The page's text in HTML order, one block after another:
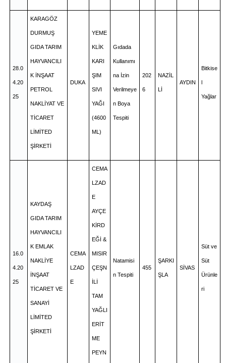
28.0
4.20
25
KARAGÖZ
DURMUŞ
GIDA TARIM
HAYVANCILI
K İNŞAAT
PETROL
NAKLİYAT VE
TİCARET
LİMİTED
ŞİRKETİ
DUKA
YEME
KLİK
KARI
ŞIM
SIVI
YAĞI
(4600
ML)
Gıdada
Kullanımı
na İzin
Verilmeye
n Boya
Tespiti
202
6
NAZİL
AYDIN
Bitkise
Yağlar
16.0
4.20
25
KAYDAŞ
GIDA TARIM
HAYVANCILI
K EMLAK
NAKLİYE
İNŞAAT
TİCARET VE
SANAYİ
LİMİTED
ŞİRKETİ
CEMA
LZAD
E
CEMA
LZAD
E
AYÇE
KİRD
EĞİ &
MISIR
ÇEŞN
TAM
YAĞLI
ERİT
ME
PEYN
Natamisi
n Tespiti
455
ŞARKI
ŞLA
SİVAS
Süt ve
Süt
Ürünle
ri